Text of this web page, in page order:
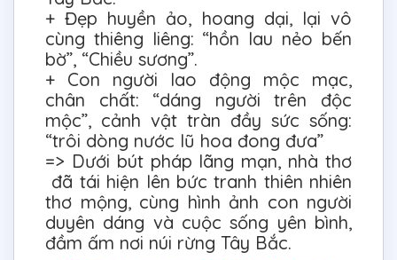
+ Đẹp huyền ảo, hoang dại, lại vô
cùng thiêng liêng: “hồn lau nẻo bến
bờ”, “Chiều sương”.
+ Con người lao động mộc mạc,
chân chất: “dáng người trên độc
mộc”, cảnh vật tràn đầy sức sống:
“trôi dòng nước lũ hoa đong đưa”
=> Dưới bút pháp lãng mạn, nhà thơ
đã tái hiện lên bức tranh thiên nhiên
thơ mộng, cùng hình ảnh con người
duyên dáng và cuộc sống yên bình,
đầm ấm nơi núi rừng Tây Bắc.